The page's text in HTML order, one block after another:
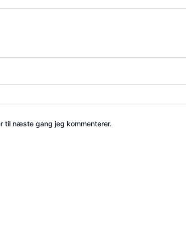
til næste gang jeg kommenterer.